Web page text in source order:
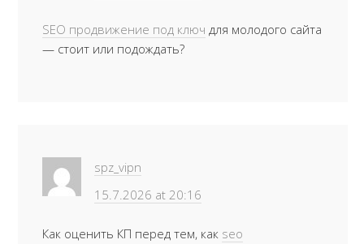
SEO продвижение под ключ для молодого сайта
— стоит или подождать?
spz_vipn
15.7.2026 at 20:16
Как оценить КП перед тем, как seo